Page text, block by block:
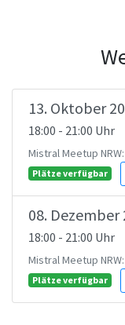
13. Oktober
18:00 - 21:00 Uhr
Mistral Meetup
Plätze verfügbar
08. Dezember
18:00 - 21:00 Uhr
Mistral Meetup
Plätze verfügbar